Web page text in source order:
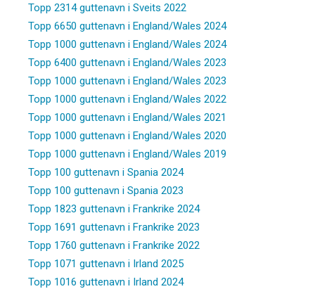
Topp 2314 guttenavn i Sveits 2022
Topp 6650 guttenavn i England/Wales 2024
Topp 1000 guttenavn i England/Wales 2024
Topp 6400 guttenavn i England/Wales 2023
Topp 1000 guttenavn i England/Wales 2023
Topp 1000 guttenavn i England/Wales 2022
Topp 1000 guttenavn i England/Wales 2021
Topp 1000 guttenavn i England/Wales 2020
Topp 1000 guttenavn i England/Wales 2019
Topp 100 guttenavn i Spania 2024
Topp 100 guttenavn i Spania 2023
Topp 1823 guttenavn i Frankrike 2024
Topp 1691 guttenavn i Frankrike 2023
Topp 1760 guttenavn i Frankrike 2022
Topp 1071 guttenavn i Irland 2025
Topp 1016 guttenavn i Irland 2024